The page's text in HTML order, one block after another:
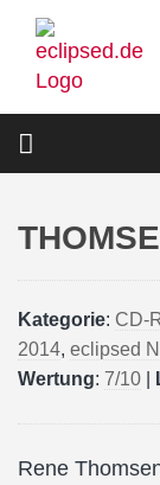
Direkt
zum
Inhalt
Kategorie: CD-
2014, eclipsed
Wertung: 7/10
Rene